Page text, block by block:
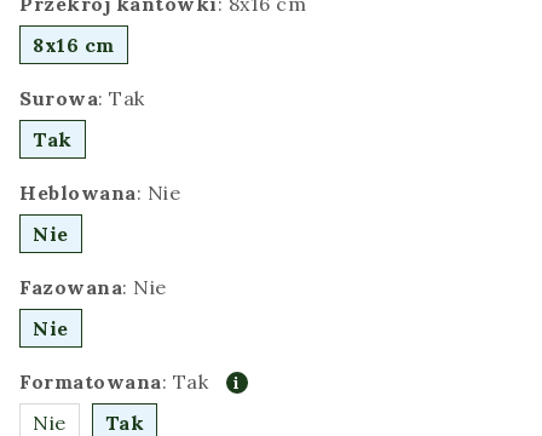
8x16 cm
Surowa: Tak
Tak
Heblowana: Nie
Nie
Fazowana: Nie
Nie
Formatowana: Tak
Nie
Tak